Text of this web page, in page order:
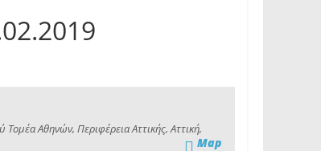
Αθηνών, Περιφέρεια Αττικής, Αττική,
Map